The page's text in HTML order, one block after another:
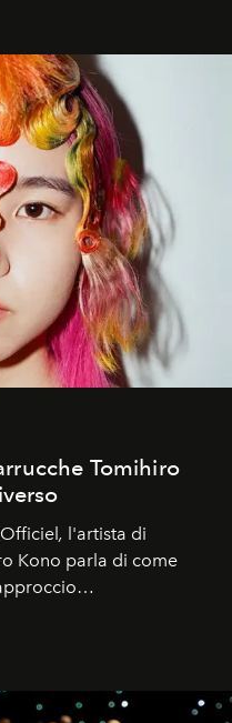
Tomihiro
, l'artista di
Kono parla di come